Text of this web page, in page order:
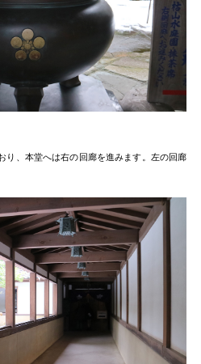
り、本堂へは右の回廊を進みます。左の回廊